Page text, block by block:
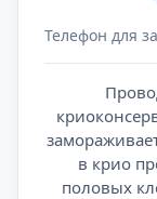
Телефон для
в крио
половых